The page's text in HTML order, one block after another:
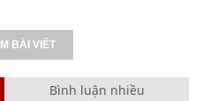
BÀI VIẾT
Bình luận nhiều